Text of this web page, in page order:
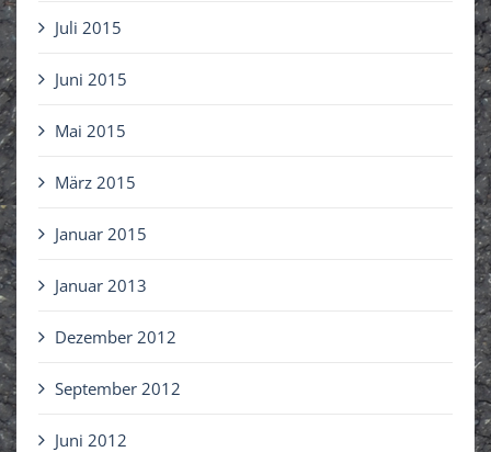
Juli 2015
Juni 2015
Mai 2015
März 2015
Januar 2015
Januar 2013
Dezember 2012
September 2012
Juni 2012